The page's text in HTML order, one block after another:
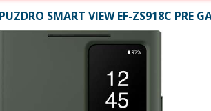
SMART VIEW EF-ZS918C PRE